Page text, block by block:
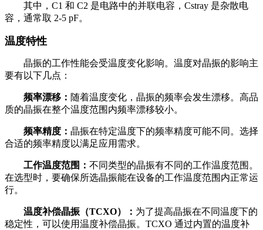
其中，C1 和 C2 是电路中的并联电容，Cstray 是杂散电
容，通常取 2-5 pF。
温度特性
晶振的工作性能会受温度变化影响。温度对晶振的影响主
要有以下几点：
频率漂移： 随着温度变化，晶振的频率会发生漂移。高品
质的晶振在整个温度范围内频率漂移较小。
频率精度： 晶振在特定温度下的频率精度可能不同。选择
合适的频率精度以满足应用需求。
工作温度范围： 不同类型的晶振有不同的工作温度范围。
在选型时，要确保所选晶振能在设备的工作温度范围内正常运
行。
温度补偿晶振（TCXO）： 为了提高晶振在不同温度下的
稳定性，可以使用温度补偿晶振。TCXO 通过内置的温度补